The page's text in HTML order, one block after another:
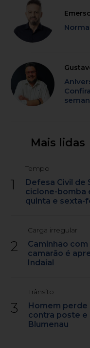
Mais lidas
1
Tempo
Defesa Civil de
ciclone-bomba
quinta e sexta-
2
Carga irregular
Caminhão
camarão é
Indaial
3
Trânsito
Homem
contra poste e
Blumenau